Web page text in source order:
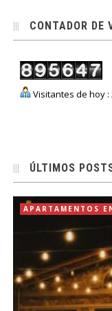
CONTADOR DE
Visitantes de hoy :
ÚLTIMOS
APARTAMENTOS